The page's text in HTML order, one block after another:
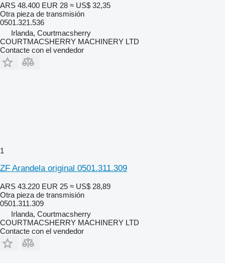
ARS 48.400 EUR 28 ≈ US$ 32,35
Otra pieza de transmisión
0501.321.536
Irlanda, Courtmacsherry
COURTMACSHERRY MACHINERY LTD
Contacte con el vendedor
1
ZF Arandela original 0501.311.309
ARS 43.220 EUR 25 ≈ US$ 28,89
Otra pieza de transmisión
0501.311.309
Irlanda, Courtmacsherry
COURTMACSHERRY MACHINERY LTD
Contacte con el vendedor